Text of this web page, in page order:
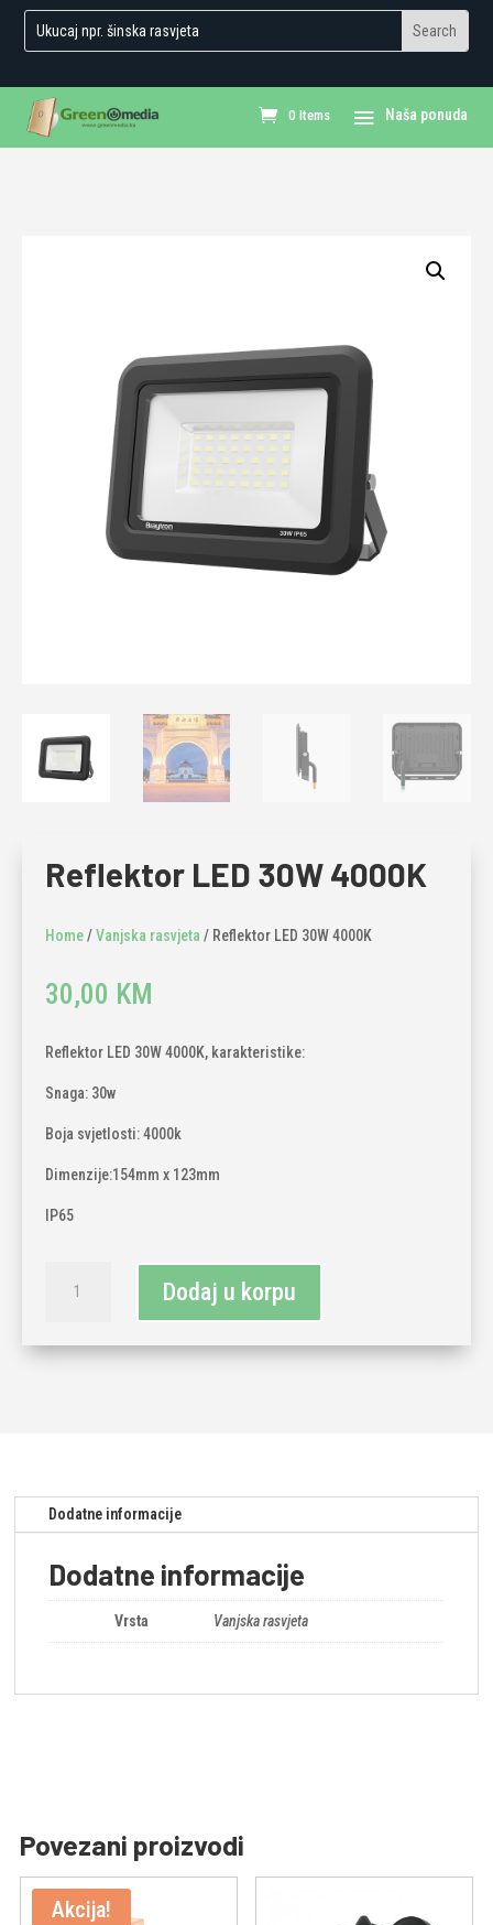
0 Items
Reflektor LED 30W 4000K
Home/Vanjska rasvjeta / Reflektor LED 30W 4000K
30,00 KM
Reflektor LED 30W 4000K, karakteristike:
Snaga: 30w
Boja svjetlosti: 4000k
Dimenzije:154mm x 123mm
IP65
4000K
Dodaj u korpu
Dodatne informacije
Dodatne informacije
Vrsta Vanjska rasvjeta
Povezani proizvodi
Akcija!